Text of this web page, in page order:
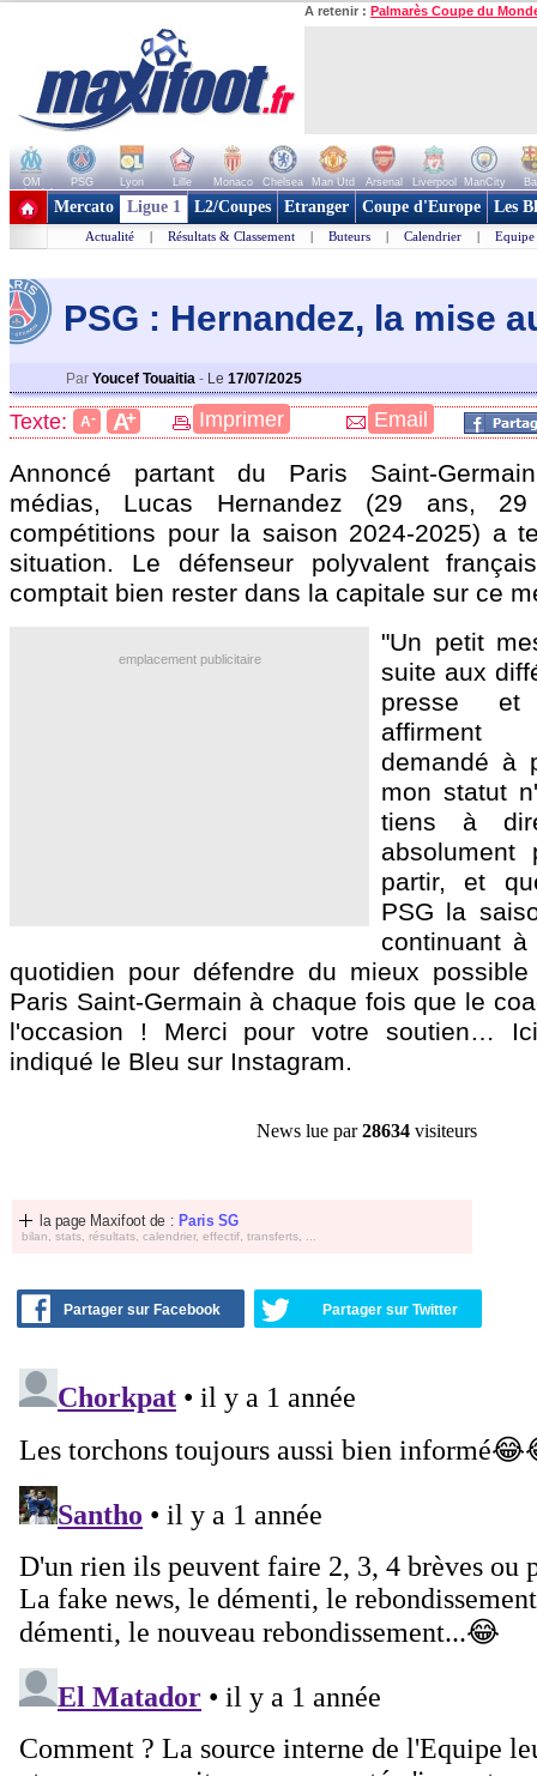
A retenir : Palmarès Coupe du
OM PSG Lyon Lille Monaco Chelsea Man Utd Arsenal Liverpool ManCity
+ de clubs
Mercato Ligue 1 L2/Coupes Etranger Coupe d'Europe Les
Actualité | Résultats & Classement | Buteurs | Calendrier | Equipe
PSG : Hernandez, la mise
Par Youcef Touaitia - Le 17/07/2025
Texte: A- A+ Imprimer Email
Annoncé partant du Paris Saint-
médias, Lucas Hernandez (29 ans, 29
compétitions pour la saison 2024-2025) a
situation. Le défenseur polyvalent
comptait bien rester dans la capitale sur ce
emplacement publicitaire
"Un petit
suite aux
presse
affirment
demandé à
mon statut
tiens à
absolument
partir, et
PSG la
continuant
quotidien pour défendre du mieux
Paris Saint-Germain à chaque fois que le
l'occasion ! Merci pour votre soutien…
indiqué le Bleu sur Instagram.
News lue par28634 visiteurs
la page Maxifoot de : Paris SG
bilan, stats, résultats, calendrier, effectif, transferts, ...
Partager sur Facebook Partager sur Twitter